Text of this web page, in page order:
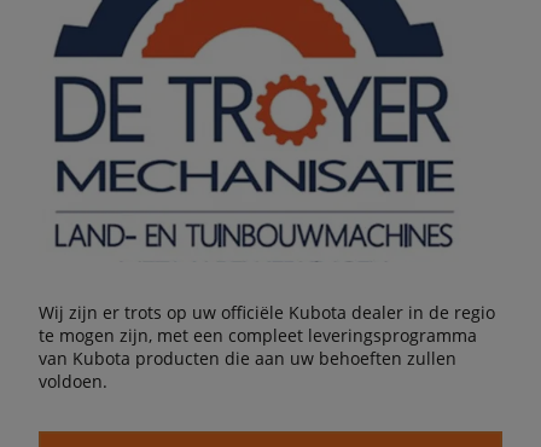
Wij zijn er trots op uw officiële Kubota dealer in de regio
te mogen zijn, met een compleet leveringsprogramma
van Kubota producten die aan uw behoeften zullen
voldoen.